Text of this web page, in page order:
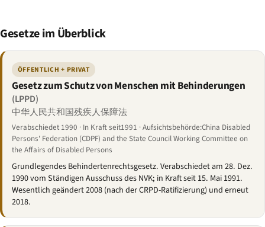
Gesetze im Überblick
ÖFFENTLICH + PRIVAT
Gesetz zum Schutz von Menschen mit Behinderungen
(LPPD)
中华人民共和国残疾人保障法
Verabschiedet 1990 · In Kraft seit1991 · Aufsichtsbehörde:China Disabled
Persons' Federation (CDPF) and the State Council Working Committee on
the Affairs of Disabled Persons
Grundlegendes Behindertenrechtsgesetz. Verabschiedet am 28. Dez.
1990 vom Ständigen Ausschuss des NVK; in Kraft seit 15. Mai 1991.
Wesentlich geändert 2008 (nach der CRPD-Ratifizierung) und erneut
2018.